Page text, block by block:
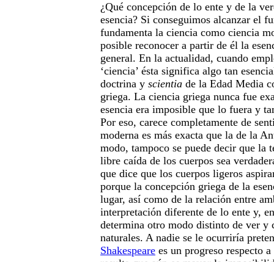
¿Qué concepción de lo ente y de la
esencia? Si conseguimos alcanzar el
fundamenta la ciencia como ciencia
posible reconocer a partir de él la
general. En la actualidad, cuando
‘ciencia’ ésta significa algo tan
doctrina y scientia de la Edad Media
griega. La ciencia griega nunca fue
esencia era imposible que lo fuera y
Por eso, carece completamente de
moderna es más exacta que la de la
modo, tampoco se puede decir que la
libre caída de los cuerpos sea
que dice que los cuerpos ligeros
porque la concepción griega de la
lugar, así como de la relación entre
interpretación diferente de lo ente y,
determina otro modo distinto de ver y
naturales. A nadie se le ocurriría
Shakespeare es un progreso respecto